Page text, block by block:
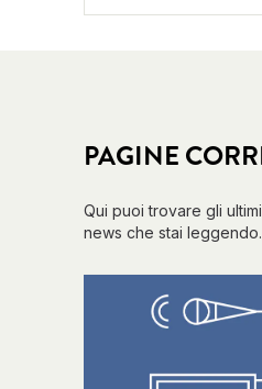
PAGINE
Qui puoi trovare gli
news che stai leggendo.